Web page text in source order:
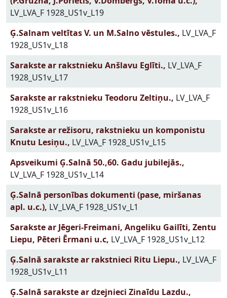
LV_LVA_F 1928_US1v_L19
Ģ.Salnam veltītas V. un M.Salno vēstules., LV_LVA_F
1928_US1v_L18
Sarakste ar rakstnieku Anšlavu Eglīti., LV_LVA_F
1928_US1v_L17
Sarakste ar rakstnieku Teodoru Zeltiņu., LV_LVA_F
1928_US1v_L16
Sarakste ar režisoru, rakstnieku un komponistu
Knutu Lesiņu., LV_LVA_F 1928_US1v_L15
Apsveikumi Ģ.Salnā 50.,60. Gadu jubilejās.,
LV_LVA_F 1928_US1v_L14
Ģ.Salnā personības dokumenti (pase, miršanas
apl. u.c.), LV_LVA_F 1928_US1v_L1
Sarakste ar Jēgeri-Freimani, Angeliku Gailīti, Zentu
Liepu, Pēteri Ērmani u.c, LV_LVA_F 1928_US1v_L12
Ģ.Salnā sarakste ar rakstnieci Ritu Liepu., LV_LVA_F
1928_US1v_L11
Ģ.Salnā sarakste ar dzejnieci Zinaīdu Lazdu.,